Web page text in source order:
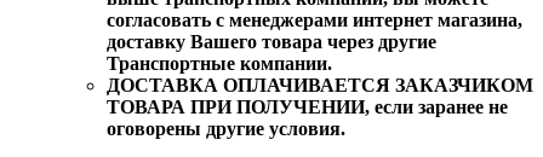
согласовать с менеджерами интернет магазина,
доставку Вашего товара через другие
Транспортные компании.
ДОСТАВКА ОПЛАЧИВАЕТСЯ ЗАКАЗЧИКОМ
ТОВАРА ПРИ ПОЛУЧЕНИИ, если заранее не
оговорены другие условия.